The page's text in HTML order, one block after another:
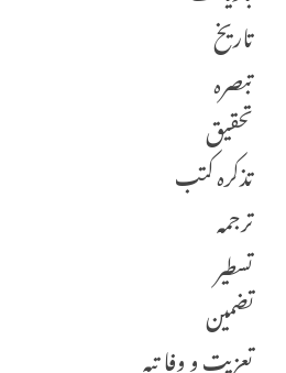
تاریخ
تبصرہ
تحقیق
تذکرہ کتب
ترجمہ
تسطیر
تضمین
تعزیت و وفا تیہ